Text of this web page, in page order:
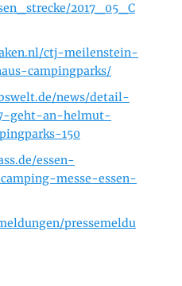
2017_05_C
ctj-meilenstein-
campingparks/
news/detail-
geht-an-helmut-
150
essen-
messe-essen-
pressemeldu